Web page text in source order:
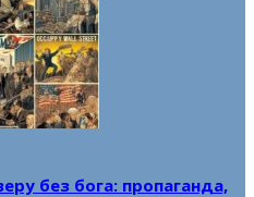
без бога: пропаганда,